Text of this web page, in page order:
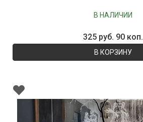
В НАЛИЧИИ
325 руб. 90 коп.
В КОРЗИНУ